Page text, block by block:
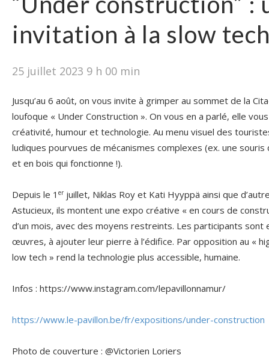
invitation à la slow
25 juillet 2023 9 h 00 min
Jusqu’au 6 août, on vous invite à grimper au sommet de la
loufoque « Under Construction ». On vous en a parlé, elle
créativité, humour et technologie. Au menu visuel des
ludiques pourvues de mécanismes complexes (ex. une
et en bois qui fonctionne !).
Depuis le 1 er juillet, Niklas Roy et Kati Hyyppä ainsi que
Astucieux, ils montent une expo créative « en cours de
d’un mois, avec des moyens restreints. Les participants sont
œuvres, à ajouter leur pierre à l’édifice. Par opposition au «
low tech » rend la technologie plus accessible, humaine.
Infos : https://www.instagram.com/lepavillonnamur/
https://www.le-pavillon.be/fr/expositions/under-construction
Photo de couverture : @Victorien Loriers